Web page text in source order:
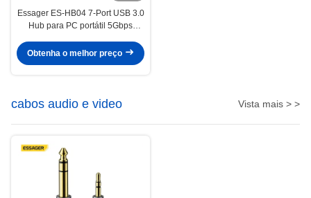
Essager ES-HB04 7-Port USB 3.0
Hub para PC portátil 5Gbps
Obtenha o melhor preço
cabos audio e video Vista mais > >